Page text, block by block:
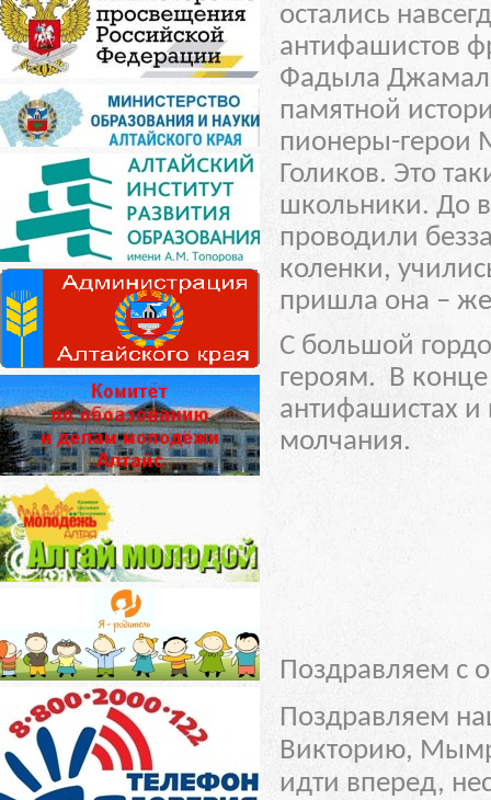
остались
антифашистов
Фадыла
памятной
пионеры-герои
Голиков. Это
школьники. До
проводили
коленки,
пришла она –
С большой
героям. В
антифашистах и
молчания.
Поздравляем с
Поздравляем
Викторию,
идти вперед,